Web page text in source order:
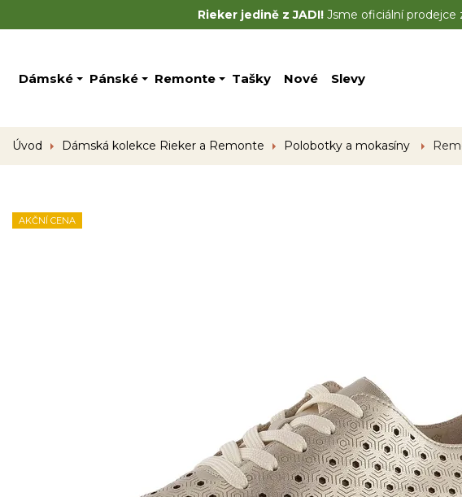
Rieker jedině z JADI!Jsme oficiální prodejce
Dámské Pánské Remonte Tašky Nové Slevy
Úvod Dámská kolekce Rieker a Remonte Polobotky a mokasíny
AKČNÍ CENA